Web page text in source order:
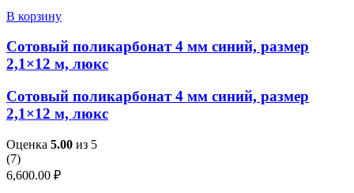
В корзину
Сотовый поликарбонат 4 мм синий, размер
2,1×12 м, люкс
Сотовый поликарбонат 4 мм синий, размер
2,1×12 м, люкс
Оценка 5.00 из 5
(7)
6,600.00 ₽